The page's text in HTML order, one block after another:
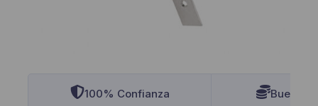
100% Confianza Buenos